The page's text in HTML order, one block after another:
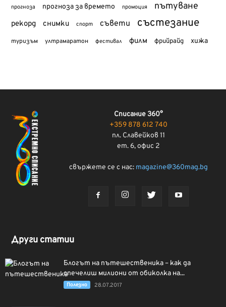
прогноза прогноза за времето промоция пътуване
рекорд снимки спорт съвети състезание
туризъм ултрамаратон фестивал филм фрийрайд хижа
Списание 360°
+359 878 612 740
пл. Славейков 11
ет. 6, офис 2
свържете се с нас: magazine@360mag.bg
Други статии
Блогът на пътешественика – как да
спечелиш милиони от обиколка на...
Полезно 28.07.2017